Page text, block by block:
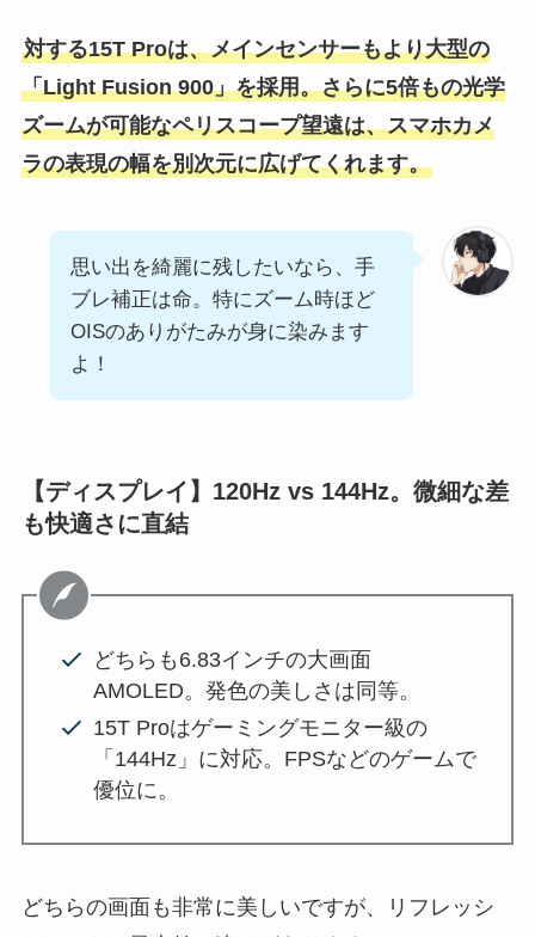
対する15T Proは、メインセンサーもより大型の
「Light Fusion 900」を採用。さらに5倍もの光学
ズームが可能なペリスコープ望遠は、スマホカメ
ラの表現の幅を別次元に広げてくれます。
思い出を綺麗に残したいなら、手
ブレ補正は命。特にズーム時ほど
OISのありがたみが身に染みます
よ！
【ディスプレイ】120Hz vs 144Hz。微細な差
も快適さに直結
どちらも6.83インチの大画面
AMOLED。発色の美しさは同等。
15T Proはゲーミングモニター級の
「144Hz」に対応。FPSなどのゲームで
優位に。
どちらの画面も非常に美しいですが、リフレッシ